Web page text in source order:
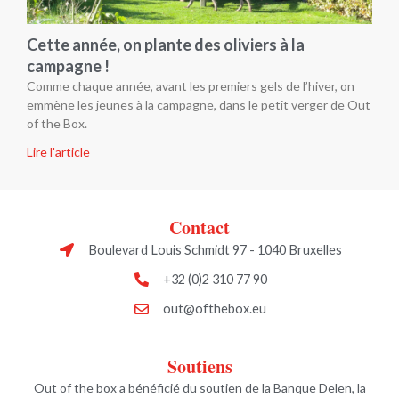
Cette année, on plante des oliviers à la
campagne !
Comme chaque année, avant les premiers gels de l’hiver, on
emmène les jeunes à la campagne, dans le petit verger de Out
of the Box.
Lire l'article
Contact
Boulevard Louis Schmidt 97 - 1040 Bruxelles
+32 (0)2 310 77 90
out@ofthebox.eu
Soutiens
Out of the box a bénéficié du soutien de la Banque Delen, la